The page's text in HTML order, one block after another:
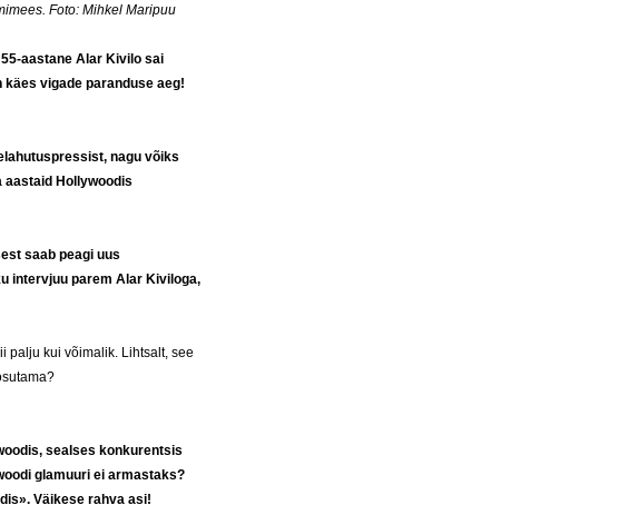
Foto: Mihkel Maripuu
aastane Alar Kivilo sai
vigade paranduse aeg!
nagu võiks
aastaid Hollywoodis
saab peagi uus
intervjuu parem Alar Kiviloga,
palju kui võimalik. Lihtsalt, see
sealses konkurentsis
glamuuri ei armastaks?
Väikese rahva asi!